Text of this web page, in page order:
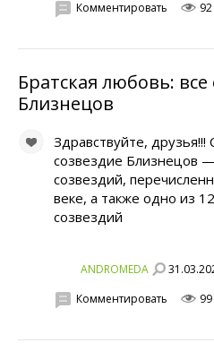
Комментировать
Братская любовь: все
Близнецов
Здравствуйте,
созвездие Близнецов
созвездий,
веке, а также одно из
созвездий
ANDROMEDA
Комментировать